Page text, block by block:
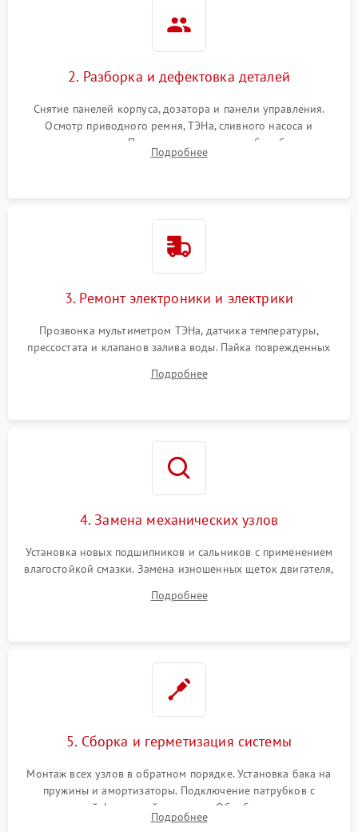
2. Разборка и дефектовка деталей
Снятие панелей корпуса, дозатора и панели управления.
Осмотр приводного ремня, ТЭНа, сливного насоса и
амортизаторов. Проверка подшипников барабана и
крестовины на износ, а манжеты люка на разрывы.
Подробнее
3. Ремонт электроники и электрики
Прозвонка мультиметром ТЭНа, датчика температуры,
прессостата и клапанов залива воды. Пайка поврежденных
Восстановление целостности проводки и контактов.
Подробнее
4. Замена механических узлов
Установка новых подшипников и сальников с применением
влагостойкой смазки. Замена изношенных щеток двигателя,
или поврежденной резиновой манжеты.
Подробнее
5. Сборка и герметизация системы
Монтаж всех узлов в обратном порядке. Установка бака на
пружины и амортизаторы. Подключение патрубков с
надежной фиксацией хомутами. Обработка стыков
герметиком для предотвращения возможных протечек воды.
Подробнее